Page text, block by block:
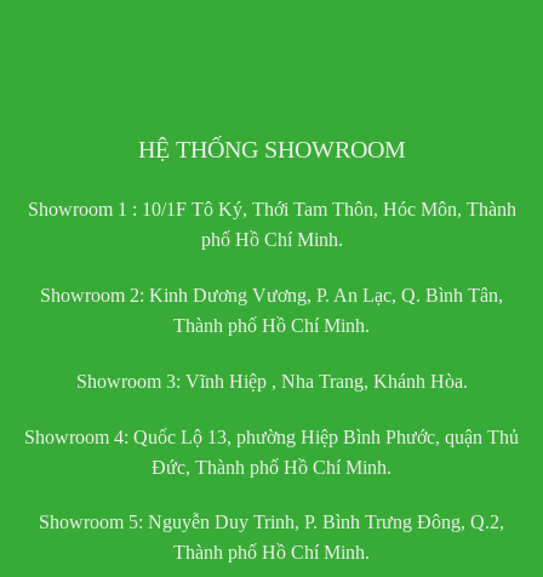
HỆ THỐNG SHOWROOM
Showroom 1 : 10/1F Tô Ký, Thới Tam Thôn, Hóc Môn, Thành
phố Hồ Chí Minh.
Showroom 2: Kinh Dương Vương, P. An Lạc, Q. Bình Tân,
Thành phố Hồ Chí Minh.
Showroom 3: Vĩnh Hiệp , Nha Trang, Khánh Hòa.
Showroom 4: Quốc Lộ 13, phường Hiệp Bình Phước, quận Thủ
Đức, Thành phố Hồ Chí Minh.
Showroom 5: Nguyễn Duy Trinh, P. Bình Trưng Đông, Q.2,
Thành phố Hồ Chí Minh.